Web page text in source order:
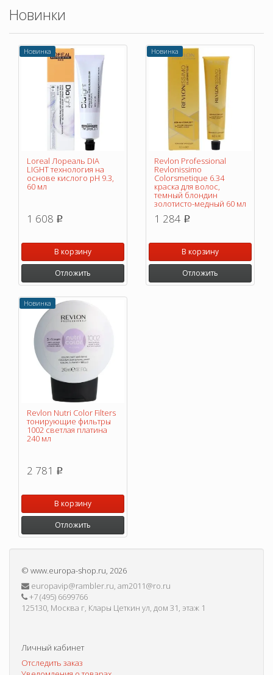
Новинки
Новинка
Loreal Лореаль DIA
LIGHT технология на
основе кислого pH 9.3,
60 мл
1 608 p
В корзину
Отложить
Новинка
Revlon Professional
Revlonissimo
Colorsmetique 6.34
краска для волос,
темный блондин
золотисто-медный 60 мл
1 284 p
В корзину
Отложить
Новинка
Revlon Nutri Color Filters
тонирующие фильтры
1002 светлая платина
240 мл
2 781 p
В корзину
Отложить
© www.europa-shop.ru, 2026
europavip@rambler.ru, am2011@ro.ru
+7 (495) 6699766
125130, Москва г, Клары Цеткин ул, дом 31, этаж 1
Личный кабинет
Отследить заказ